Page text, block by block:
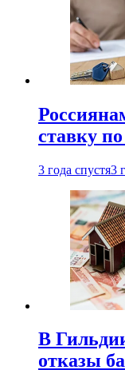
ставку
3 года спустя3
В
отказы